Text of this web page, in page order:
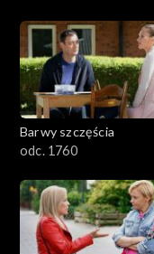
Barwy szczęścia
odc. 1760